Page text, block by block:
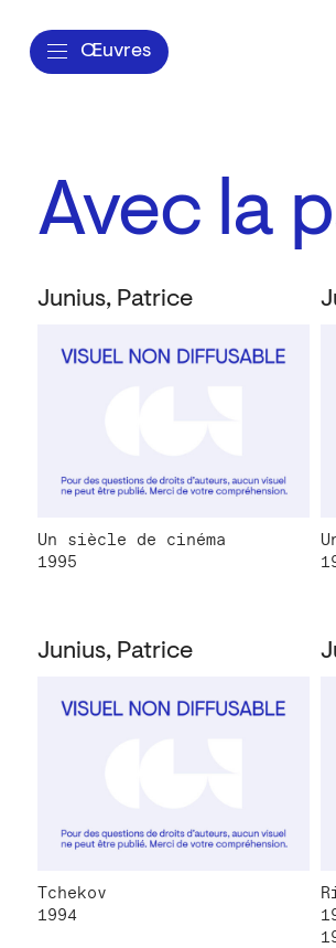
Œuvres
Avec la
Junius, Patrice
Un siècle de cinéma
1995
Junius, Patrice
Tchekov
1994